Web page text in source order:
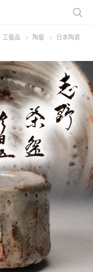
工藝品 陶藝
日本陶瓷